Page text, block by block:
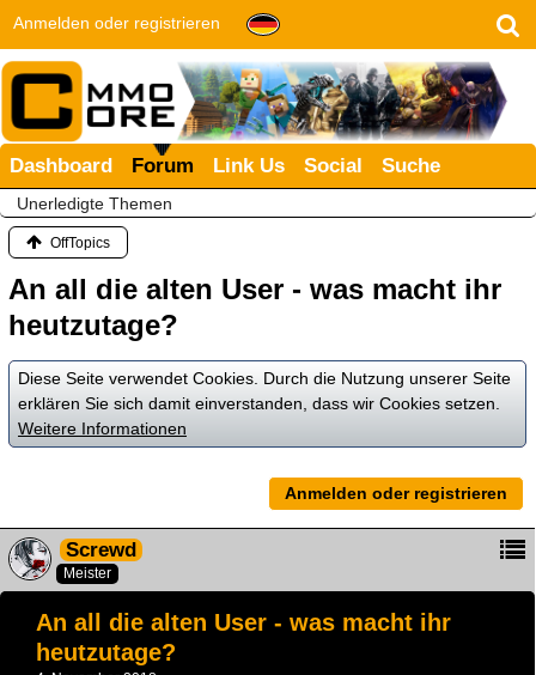
Anmelden oder registrieren
Dashboard Forum Link Us Social Suche
Unerledigte Themen
OffTopics
An all die alten User - was macht ihr
heutzutage?
Diese Seite verwendet Cookies. Durch die Nutzung unserer Seite
erklären Sie sich damit einverstanden, dass wir Cookies setzen.
Weitere Informationen
Anmelden oder registrieren
Screwd
Meister
An all die alten User - was macht ihr
heutzutage?